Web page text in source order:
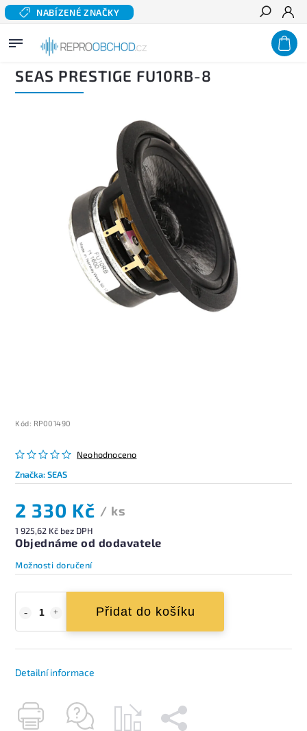
NABÍZENÉ ZNAČKY
Hledat
Domů/ Domácí audio/Komponentní reproduktory hi-fi Širokopásmové reproduktory
SEAS Prestige FU10RB-8
SEAS PRESTIGE FU10RB-8
Kód: RP001490
Neohodnoceno
Značka:SEAS
2 330 Kč / ks
1 925,62 Kč bez DPH
Objednáme od dodavatele
Možnosti doručení
Přidat do košíku
Detailní informace